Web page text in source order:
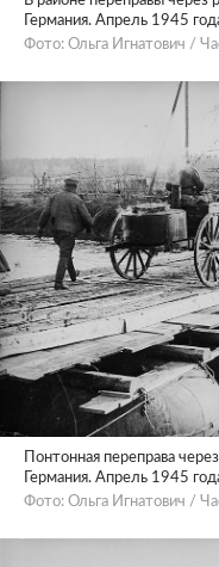
Германия. Апрель 1945
Фото: Ольга Игнатович /
Понтонная переправа
Германия. Апрель 1945
Фото: Ольга Игнатович /